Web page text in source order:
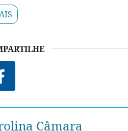
Câmara